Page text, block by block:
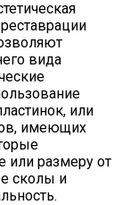
вида
или
имеющих
или размеру от
сколы и